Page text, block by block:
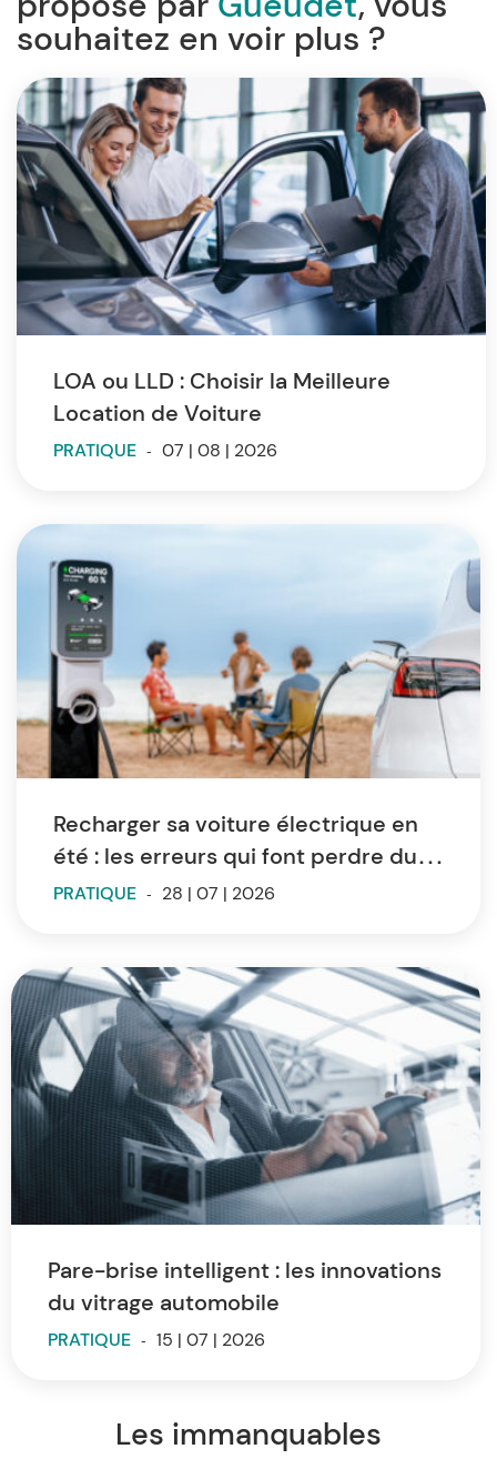
souhaitez en voir plus ?
LOA ou LLD : Choisir la Meilleure
Location de Voiture
PRATIQUE - 07 | 08 | 2026
Recharger sa voiture électrique en
été : les erreurs qui font perdre du
temps et de l’autonomie
PRATIQUE - 28 | 07 | 2026
Pare-brise intelligent : les innovations
du vitrage automobile
PRATIQUE - 15 | 07 | 2026
Les immanquables